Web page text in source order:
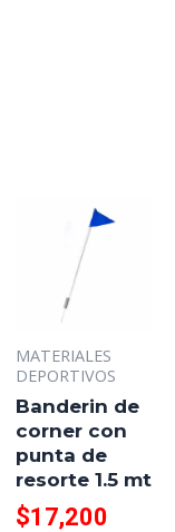
MATERIALES
DEPORTIVOS
Banderin de
corner con
punta de
resorte 1.5 mt
$17,200